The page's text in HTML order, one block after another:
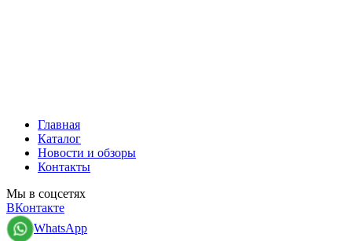
Главная
Каталог
Новости и обзоры
Контакты
Мы в соцсетях
ВКонтакте
WhatsApp